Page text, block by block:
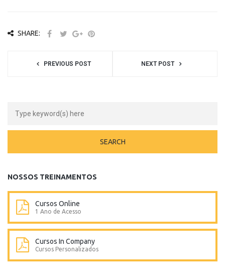
SHARE:
PREVIOUS POST NEXT POST
NOSSOS TREINAMENTOS
Cursos Online
1 Ano de Acesso
Cursos In Company
Cursos Personalizados